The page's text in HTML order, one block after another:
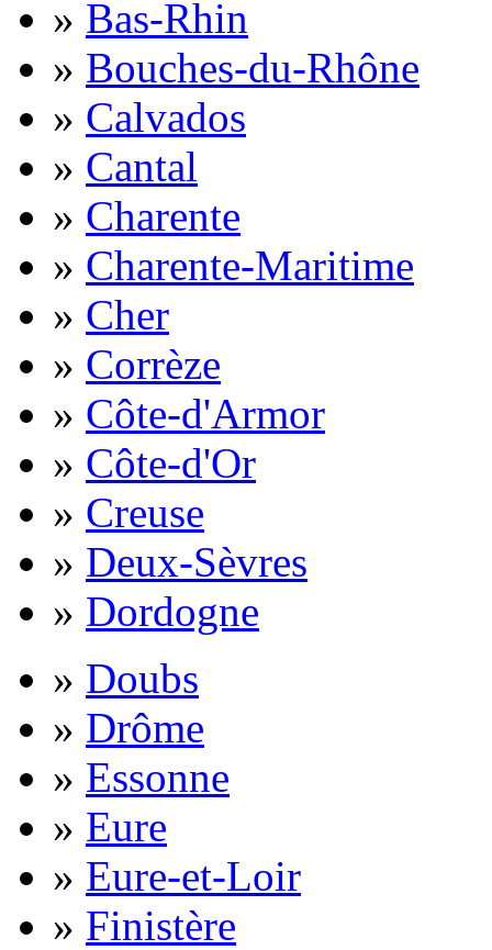
» Bas-Rhin
» Bouches-du-Rhône
» Calvados
» Cantal
» Charente
» Charente-Maritime
» Cher
» Corrèze
» Côte-d'Armor
» Côte-d'Or
» Creuse
» Deux-Sèvres
» Dordogne
» Doubs
» Drôme
» Essonne
» Eure
» Eure-et-Loir
» Finistère